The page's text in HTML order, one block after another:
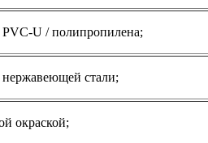
U / полипропилена;
стали;
окраской;